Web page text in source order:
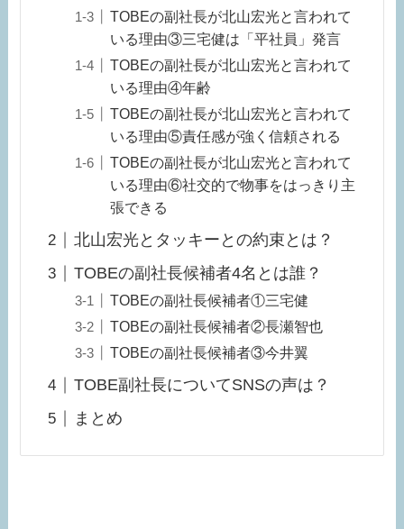
TOBEの副社長が北山宏光と言われて
いる理由③三宅健は「平社員」発言
TOBEの副社長が北山宏光と言われて
いる理由④年齢
TOBEの副社長が北山宏光と言われて
いる理由⑤責任感が強く信頼される
TOBEの副社長が北山宏光と言われて
いる理由⑥社交的で物事をはっきり主
張できる
北山宏光とタッキーとの約束とは？
TOBEの副社長候補者4名とは誰？
TOBEの副社長候補者①三宅健
TOBEの副社長候補者②長瀬智也
TOBEの副社長候補者③今井翼
TOBE副社長についてSNSの声は？
まとめ